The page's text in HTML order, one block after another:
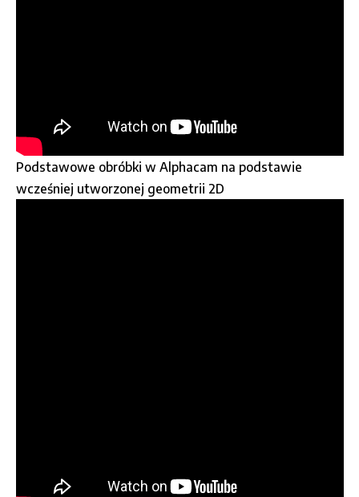
Podstawowe obróbki w Alphacam na podstawie
wcześniej utworzonej geometrii 2D